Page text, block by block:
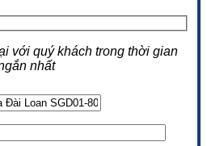
với quý khách trong thời gian
nhất